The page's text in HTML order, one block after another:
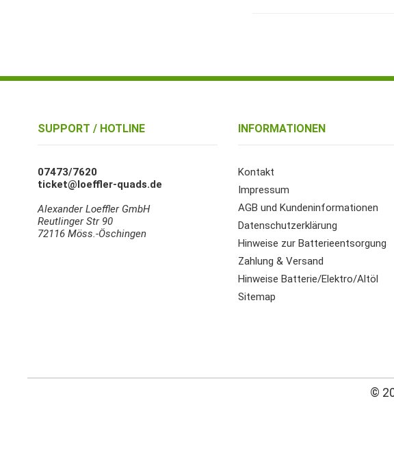
SUPPORT / HOTLINE
07473/7620
ticket@loeffler-quads.de
Alexander Loeffler GmbH
Reutlinger Str 90
72116 Möss.-Öschingen
INFORMATIONEN
Kontakt
Impressum
AGB und Kundeninformationen
Datenschutzerklärung
Hinweise zur Batterieentsorgung
Zahlung & Versand
Hinweise Batterie/Elektro/Altöl
Sitemap
©